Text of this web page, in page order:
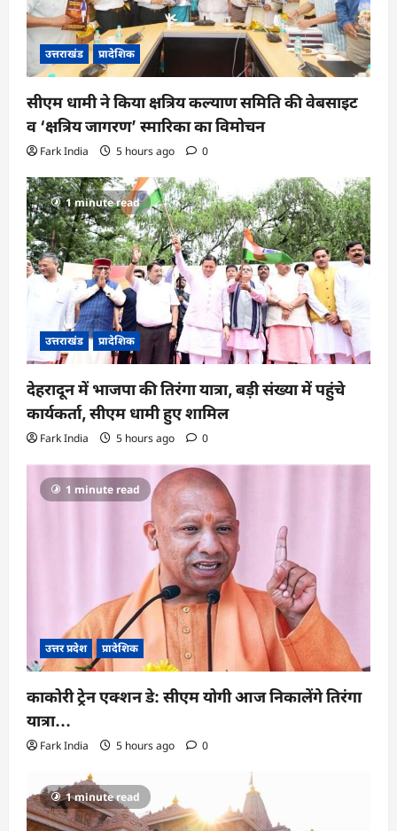
उत्तराखंड प्रादेशिक
सीएम धामी ने किया क्षत्रिय कल्याण समिति की वेबसाइट
व ‘क्षत्रिय जागरण’ स्मारिका का विमोचन
Fark India 5 hours ago 0
1 minute read
उत्तराखंड प्रादेशिक
देहरादून में भाजपा की तिरंगा यात्रा, बड़ी संख्या में पहुंचे
कार्यकर्ता, सीएम धामी हुए शामिल
Fark India 5 hours ago 0
1 minute read
उत्तर प्रदेश प्रादेशिक
काकोरी ट्रेन एक्शन डे: सीएम योगी आज निकालेंगे तिरंगा
यात्रा…
Fark India 5 hours ago 0
1 minute read